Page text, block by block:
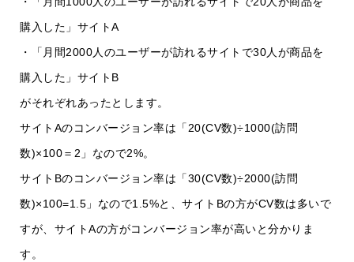
購入した」サイトA
・「月間2000人のユーザーが訪れるサイトで30人が商品を
購入した」サイトB
がそれぞれあったとします。
サイトAのコンバージョン率は「20(CV数)÷1000(訪問
数)×100＝2」なので2%。
サイトBのコンバージョン率は「30(CV数)÷2000(訪問
数)×100=1.5」なので1.5%と、サイトBの方がCV数は多いで
すが、サイトAの方がコンバージョン率が高いと分かりま
す。